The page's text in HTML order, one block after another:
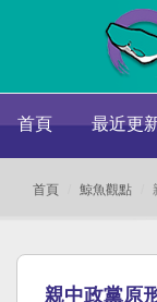
首頁 最近更
首頁 鯨魚觀點
親中政黨原